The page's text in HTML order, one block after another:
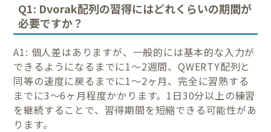
Q1: Dvorak配列の習得にはどれくらいの期間が
必要ですか？
A1: 個人差はありますが、一般的には基本的な入力が
できるようになるまでに1〜2週間、QWERTY配列と
同等の速度に戻るまでに1〜2ヶ月、完全に習熟する
までに3〜6ヶ月程度かかります。1日30分以上の練習
を継続することで、習得期間を短縮できる可能性があ
ります。